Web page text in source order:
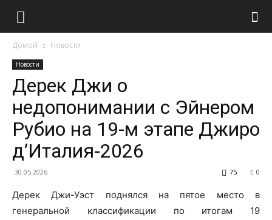
Домой Новости
Новости
Дерек Джи о
недопонимании с Эйнером
Рубио на 19-м этапе Джиро
д’Италия-2026
30.05.2026 0
75
Дерек Джи-Уэст поднялся на пятое место в
генеральной классификации по итогам 19